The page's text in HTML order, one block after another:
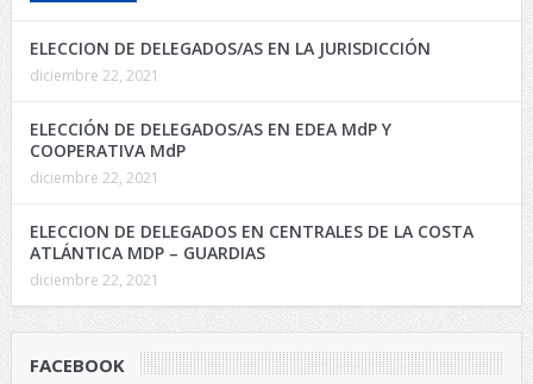
ELECCION DE DELEGADOS/AS EN LA JURISDICCIÓN
diciembre 22, 2021
ELECCIÓN DE DELEGADOS/AS EN EDEA MdP Y
COOPERATIVA MdP
diciembre 22, 2021
ELECCION DE DELEGADOS EN CENTRALES DE LA COSTA
ATLÁNTICA MDP – GUARDIAS
diciembre 22, 2021
FACEBOOK